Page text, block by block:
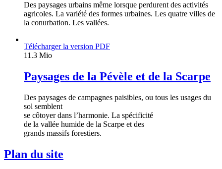
Des paysages urbains même lorsque perdurent des activités
agricoles. La variété des formes urbaines. Les quatre villes de
la conurbation. Les vallées.
Télécharger la version PDF
11.3 Mio
Paysages de la Pévèle et de la Scarpe
Des paysages de campagnes paisibles, ou tous les usages du
sol semblent
se côtoyer dans l’harmonie. La spécificité
de la vallée humide de la Scarpe et des
grands massifs forestiers.
Plan du site